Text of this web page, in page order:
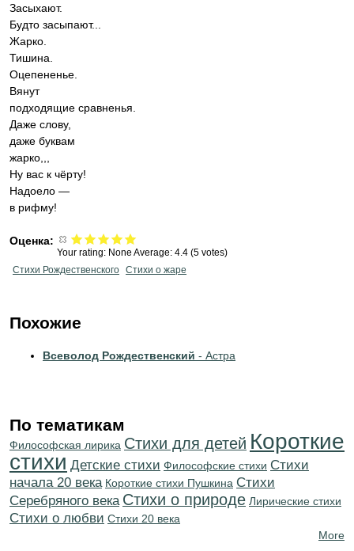
Засыхают.
Будто засыпают...
Жарко.
Тишина.
Оцепененье.
Вянут
подходящие сравненья.
Даже слову,
даже буквам
жарко,,,
Ну вас к чёрту!
Надоело —
в рифму!
Оценка:
Your rating: None Average: 4.4 (5 votes)
Стихи Рождественского Стихи о жаре
Похожие
Всеволод Рождественский - Астра
По тематикам
Философская лирика Стихи для детей Короткие
стихи Детские стихи Философские стихи Cтихи
начала 20 века Короткие стихи Пушкина Cтихи
Серебряного века Стихи о природе Лирические стихи
Стихи о любви Стихи 20 века
More